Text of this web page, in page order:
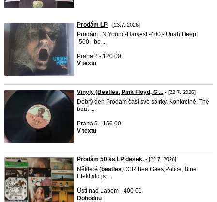
Prodám LP - [23.7. 2026]
Prodám.. N.Young-Harvest -400,- Uriah Heep
-500,- be ...
Praha 2 - 120 00
V textu
Vinyly (Beatles, Pink Floyd, G ... - [22.7. 2026]
Dobrý den Prodám část své sbírky. Konkrétně: The
beat ...
Praha 5 - 156 00
V textu
Prodám 50 ks LP desek. - [22.7. 2026]
Některé (beatles,CCR,Bee Gees,Police, Blue
Efekt,atd js ...
Ústí nad Labem - 400 01
Dohodou